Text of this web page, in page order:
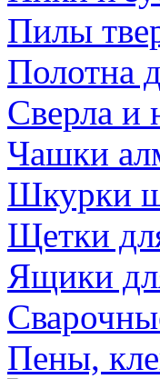
Пилы
Полотна
Сверла и
Чашки
Шкурки
Щетки
Ящики
Пены,